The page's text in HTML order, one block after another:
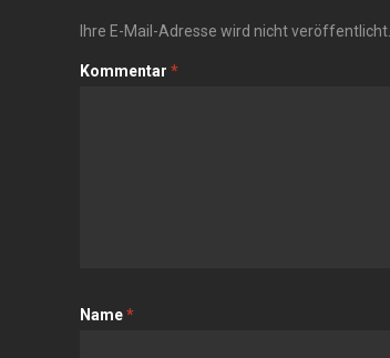
Ihre E-Mail-Adresse wird nicht veröffentlicht.
Kommentar *
Name*